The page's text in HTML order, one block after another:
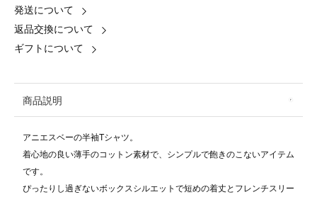
発送について
返品交換について
ギフトについて
商品説明
アニエスベーの半袖Tシャツ。
着心地の良い薄手のコットン素材で、シンプルで飽きのこないアイテム
です。
ぴったりし過ぎないボックスシルエットで短めの着丈とフレンチスリー